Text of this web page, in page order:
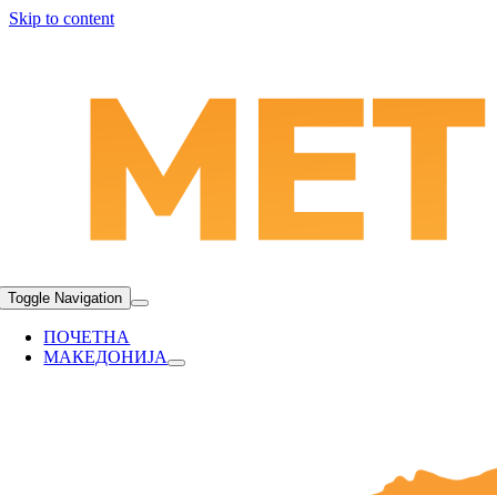
Skip to content
Toggle Navigation
ПОЧЕТНА
МАКЕДОНИЈА